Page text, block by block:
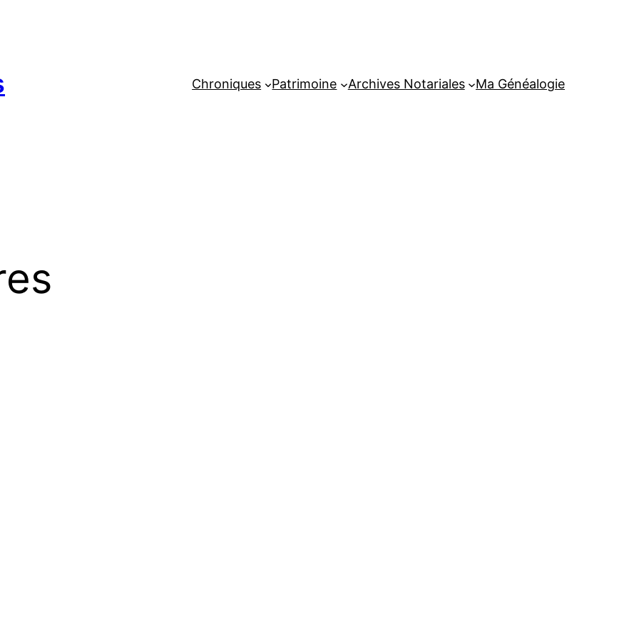
Chroniques Patrimoine Archives Notariales Ma Généalogie